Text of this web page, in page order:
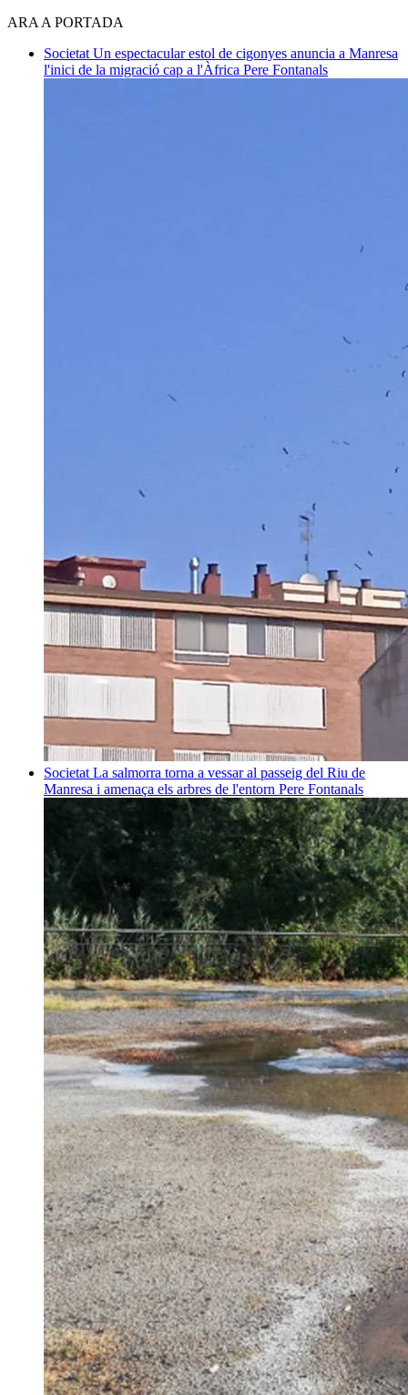
ARA A PORTADA
Societat Un espectacular estol de cigonyes anuncia a Manresa
l'inici de la migració cap a l'Àfrica Pere Fontanals
Societat La salmorra torna a vessar al passeig del Riu de
Manresa i amenaça els arbres de l'entorn Pere Fontanals